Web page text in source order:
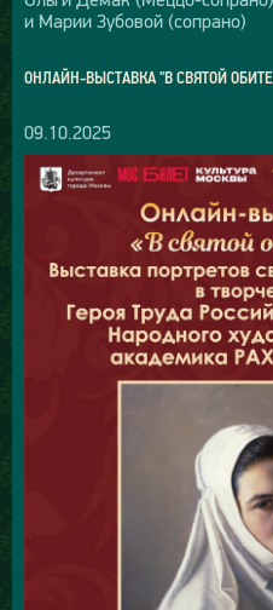
и Марии Зубовой (сопрано)
ОНЛАЙН-ВЫСТАВКА "В СВЯТОЙ
09.10.2025